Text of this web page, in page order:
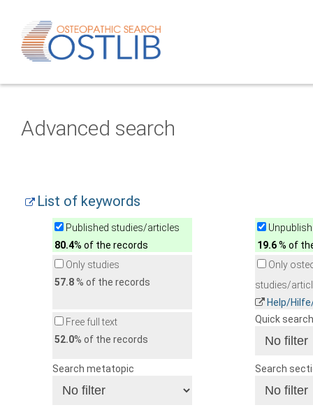
Advanced search
List of keywords
Published studies/articles
80.4% of the records
19.6% of
Only studies
57.8% of the records
Only
studies/
Help/
Free full text
52.0% of the records
Quick search
Search metatopic Search